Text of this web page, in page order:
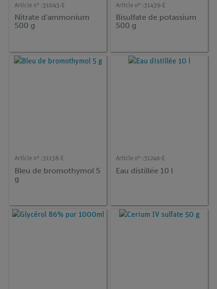
Article n° :31043-E
Nitrate d'ammonium
500 g
Article n° :31439-E
Bisulfate de potassium
500 g
Article n° :31138-E
Bleu de bromothymol 5
g
Article n° :31246-E
Eau distillée 10 l